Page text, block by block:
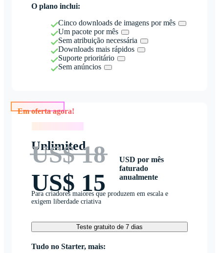
O plano inclui:
Cinco downloads de imagens por mês
Um pacote por mês
Sem atribuição necessária
Downloads mais rápidos
Suporte prioritário
Sem anúncios
Unlimited
US$ 18
US$ 15
USD por mês
faturado
anualmente
Para criadores maiores que produzem em escala e
exigem liberdade criativa
Teste gratuito de 7 dias
Tudo no Starter, mais: